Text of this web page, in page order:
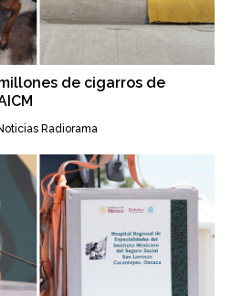
de cigarros de
Radiorama